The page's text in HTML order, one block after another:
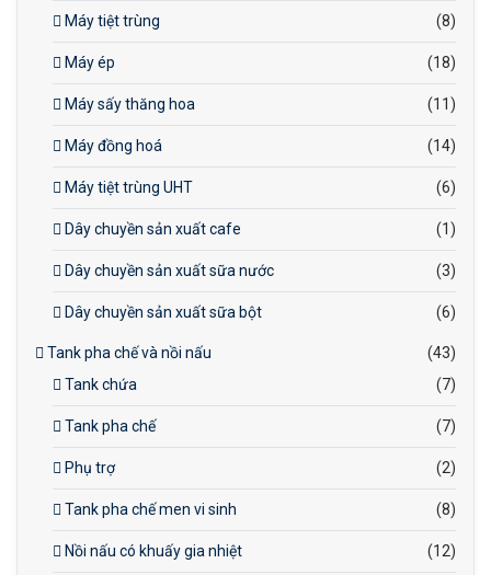
Máy tiệt trùng (8)
Máy ép (18)
Máy sấy thăng hoa (11)
Máy đồng hoá (14)
Máy tiệt trùng UHT (6)
Dây chuyền sản xuất cafe (1)
Dây chuyền sản xuất sữa nước (3)
Dây chuyền sản xuất sữa bột (6)
Tank pha chế và nồi nấu
(43)
Tank chứa
(7)
Tank pha chế (7)
Phụ trợ (2)
Tank pha chế men vi sinh (8)
Nồi nấu có khuấy gia nhiệt (12)